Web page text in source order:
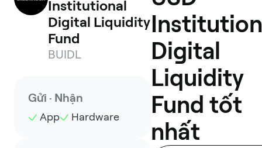
Institutional
Digital Liquidity
Fund
BUIDL
Gửi · Nhận
App Hardware
Digital
Liquidity
Fund tốt
nhất